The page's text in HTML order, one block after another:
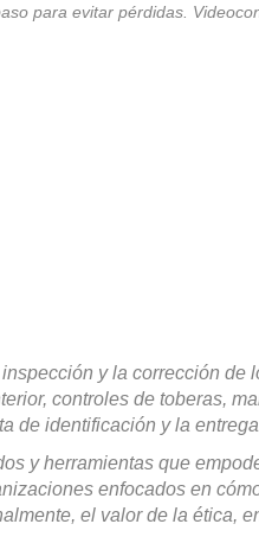
para evitar pérdidas.
y la corrección de
controles de toberas,
de identificación y la
y herramientas que
enfocados en
el valor de la ética,